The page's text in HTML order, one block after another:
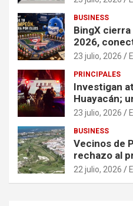
BUSINESS
BingX
2026,
través de
23 julio, 2026
PRINCIPALES
Investigan
Huayacán;
asegurada
23 julio, 2026
BUSINESS
Vecinos de
rechazo al
22 julio, 2026